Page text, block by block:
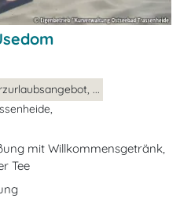
...
mit Willkommensgetränk,
Tee